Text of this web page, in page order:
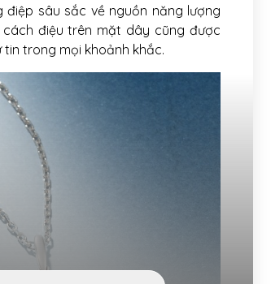
sâu sắc về nguồn năng lượng
điệu trên mặt dây cũng được
trong mọi khoảnh khắc.